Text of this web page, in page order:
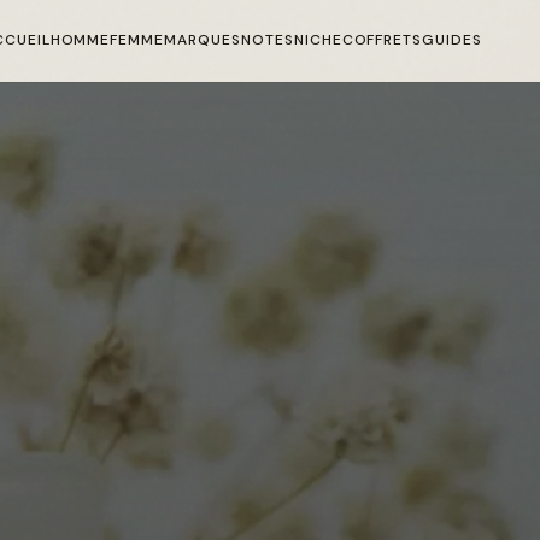
HOMMEFEMMEMARQUESNOTESNICHECOFFRETSGUIDES